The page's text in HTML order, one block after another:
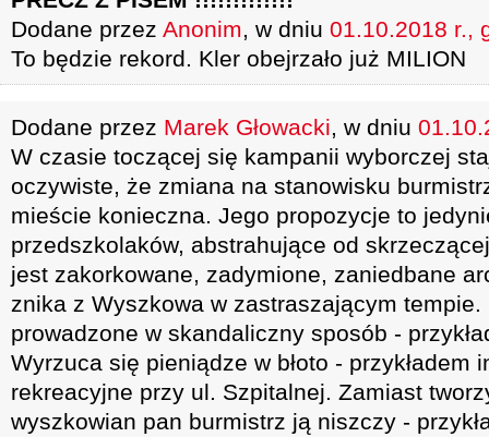
Dodane przez Anonim, w dniu 01.10.2018 r.,
To będzie rekord. Kler obejrzało już MILION
Dodane przez Marek Głowacki, w dniu
W czasie toczącej się kampanii wyborczej
oczywiste, że zmiana na stanowisku
mieście konieczna. Jego propozycje to
przedszkolaków, abstrahujące od
jest zakorkowane, zadymione, zaniedbane
znika z Wyszkowa w zastraszającym
prowadzone w skandaliczny sposób -
Wyrzuca się pieniądze w błoto - przykładem
rekreacyjne przy ul. Szpitalnej. Zamiast
wyszkowian pan burmistrz ją niszczy -